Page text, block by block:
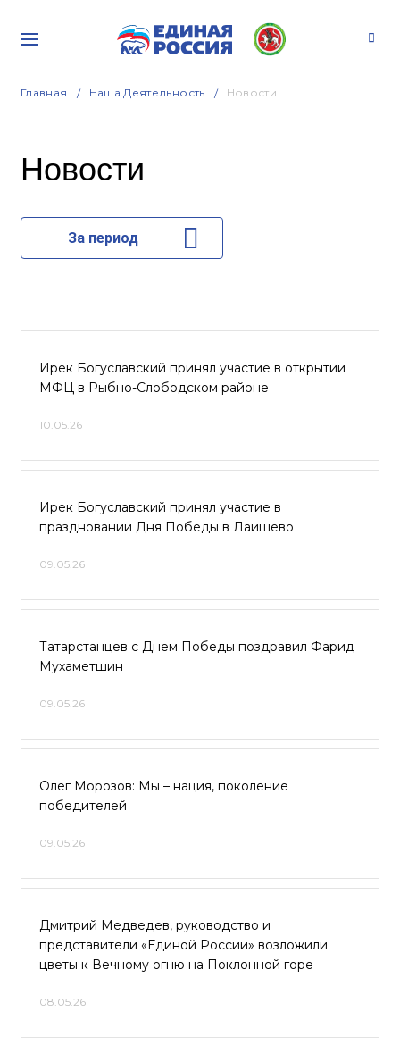
Главная Наша Деятельность Новости
Новости
За период
Ирек Богуславский принял участие в открытии
МФЦ в Рыбно-Слободском районе
10.05.26
Ирек Богуславский принял участие в
праздновании Дня Победы в Лаишево
09.05.26
Татарстанцев с Днем Победы поздравил Фарид
Мухаметшин
09.05.26
Олег Морозов: Мы – нация, поколение
победителей
09.05.26
Дмитрий Медведев, руководство и
представители «Единой России» возложили
цветы к Вечному огню на Поклонной горе
08.05.26